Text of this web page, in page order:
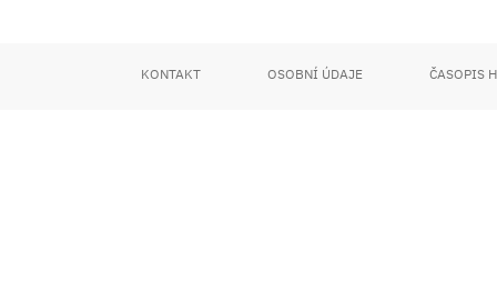
KONTAKT OSOBNÍ ÚDAJE ČASOPIS